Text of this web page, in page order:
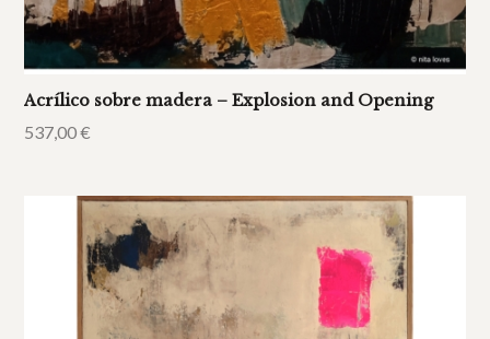
Acrílico sobre madera – Explosion and Opening
537,00€